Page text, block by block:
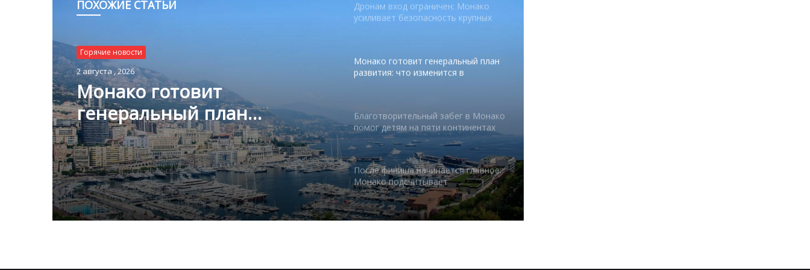
ПОХОЖИЕ СТАТЬИ
Горячие новости
2 августа , 2026
Монако готовит
генеральный план
развития: что изменится в
Княжестве
Горячие новости
1 августа , 2026
Благотворительный забег в
Монако помог детям на
пяти континентах
Монако готовит генеральный план
развития: что изменится в
Благотворительный забег в Монако
помог детям на пяти континентах
После финиша начинается главное:
Монако подсчитывает
экономическую ценность Гран-при
Формулы-1
Отели Монако стали главным
драйвером роста индустрии
гостеприимства